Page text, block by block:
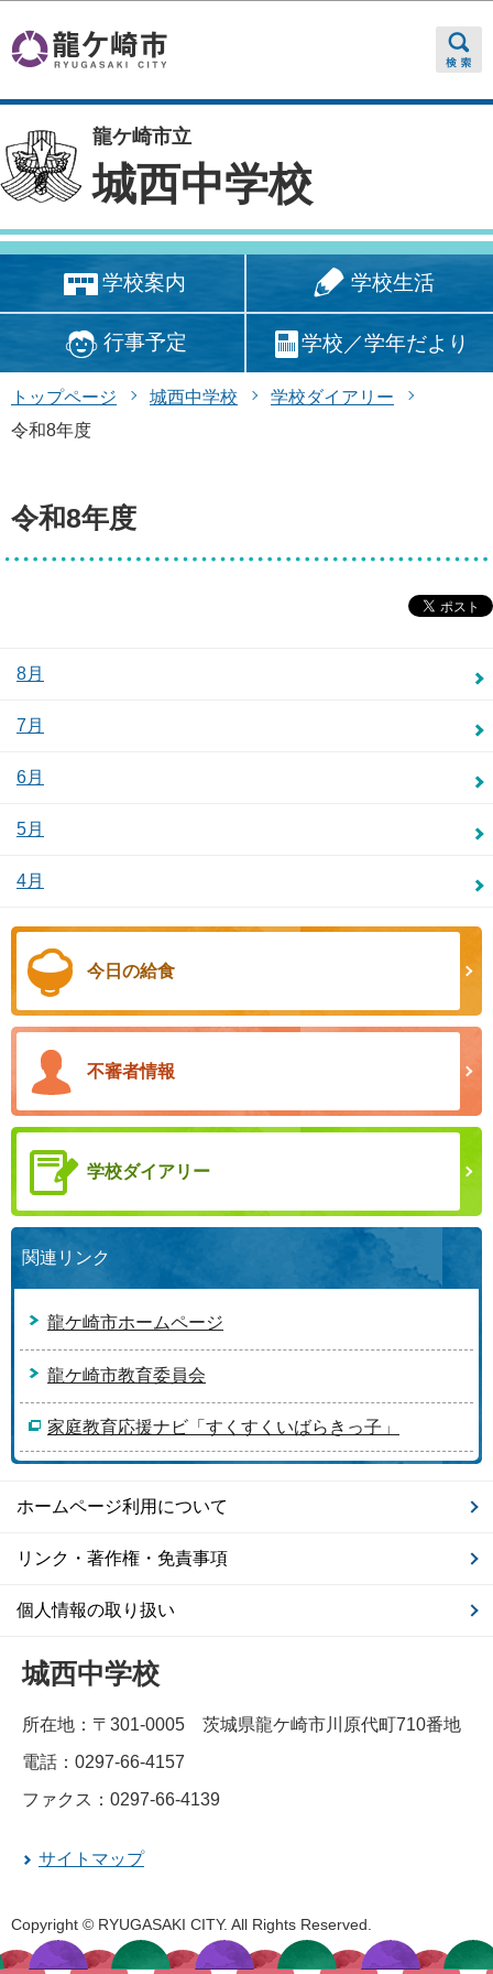
龍ケ崎市立
城西中学校
学校案内 学校生活
行事予定 学校／学年だより
トップページ 城西中学校
学校ダイアリー
令和8年度
令和8年度
8月
7月
6月
5月
4月
今日の給食
不審者情報
学校ダイアリー
関連リンク
龍ケ崎市ホームページ
龍ケ崎市教育委員会
家庭教育応援ナビ「すくすくいばらきっ子」
ホームページ利用について
リンク・著作権・免責事項
個人情報の取り扱い
城西中学校
所在地：〒301-0005 茨城県龍ケ崎市川原代町710番地
電話：0297-66-4157
ファクス：0297-66-4139
サイトマップ
Copyright © RYUGASAKI CITY. All Rights Reserved.